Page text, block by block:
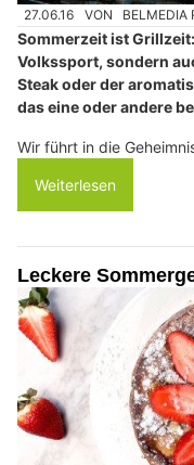
27.06.16 VON BELMEDIA
Sommerzeit ist
Volkssport, sondern
Steak oder der
das eine oder andere
Wir führt in die
Weiterlesen
Leckere